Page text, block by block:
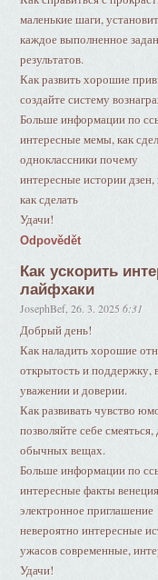
маленькие шаги,
каждое выполненное
результатов.
Как развить хорошие
создайте систему
Больше информации по
интересные мемы, как
одноклассники почему
интересные истории
как сделать
Удачи!
Odpovědět
Как ускорить
лайфхаки
JosephBef,26. 3. 2025 6:31
Добрый день!
Как наладить хорошие
открытость и поддержку,
уважении и доверии.
Как развивать чувство
позволяйте себе
обычных вещах.
Больше информации по
интересные факты
электронное приглашение
невероятно интересные
ужасов современные,
Удачи!